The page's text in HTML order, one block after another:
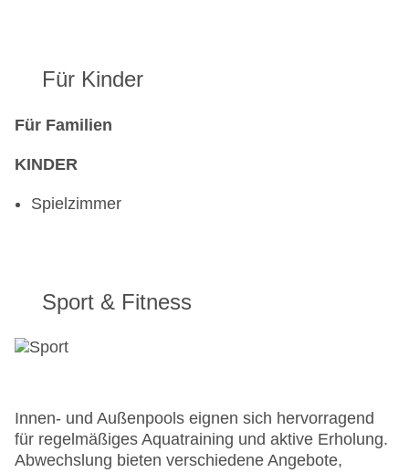
Für Kinder
Für Familien
KINDER
Spielzimmer
Sport & Fitness
Innen- und Außenpools eignen sich hervorragend
für regelmäßiges Aquatraining und aktive Erholung.
Abwechslung bieten verschiedene Angebote,